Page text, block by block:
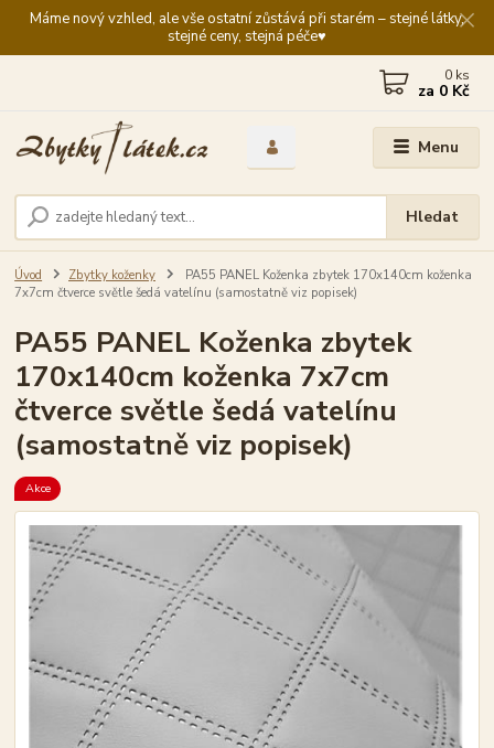
Máme nový vzhled, ale vše ostatní zůstává při starém – stejné látky,
stejné ceny, stejná péče♥️
Menu
Hledat
0 ks
za 0 Kč
Úvod Zbytky koženky
PA55 PANEL Koženka zbytek 170x140cm koženka
7x7cm čtverce světle šedá vatelínu (samostatně viz popisek)
PA55 PANEL Koženka zbytek
170x140cm koženka 7x7cm
čtverce světle šedá vatelínu
(samostatně viz popisek)
Akce